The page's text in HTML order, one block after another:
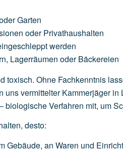
Garten
oder Privathaushalten
werden
Lagerräumen oder Bäckereien
toxisch. Ohne Fachkenntnis
uns vermittelter Kammerjäger
biologische Verfahren mit, um
desto:
Gebäude, an Waren und